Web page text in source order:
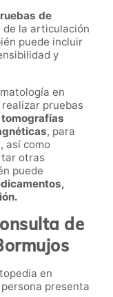
de
de la articulación
puede incluir
y
en
pruebas
, para
así como
otras
puede
de
en
presenta